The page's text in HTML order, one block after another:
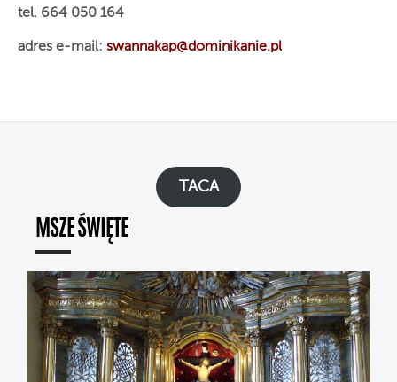
tel. 664 050 164
adres e-mail: swannakap@dominikanie.pl
TACA
MSZE ŚWIĘTE